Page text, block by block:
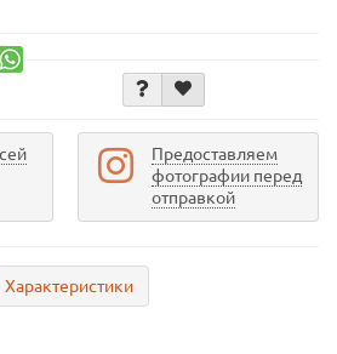
Предоставляем
фотографии перед
отправкой
Характеристики